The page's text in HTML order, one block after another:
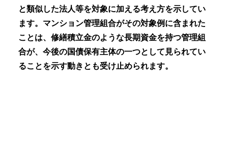
と類似した法人等を対象に加える考え方を示してい
ます。マンション管理組合がその対象例に含まれた
ことは、修繕積立金のような長期資金を持つ管理組
合が、今後の国債保有主体の一つとして見られてい
ることを示す動きとも受け止められます。